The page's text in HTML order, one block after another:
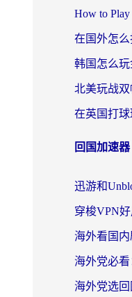
回国加速器